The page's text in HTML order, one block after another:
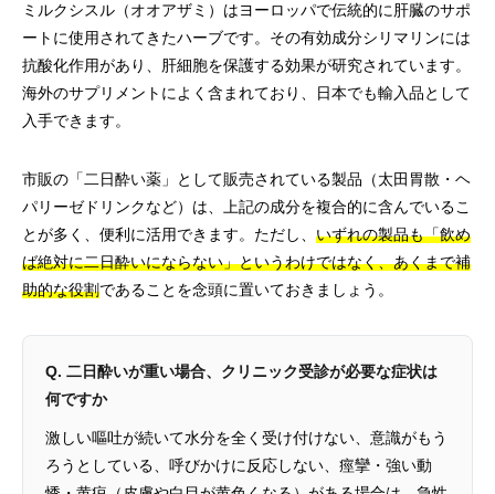
ミルクシスル（オオアザミ）はヨーロッパで伝統的に肝臓のサポ
ートに使用されてきたハーブです。その有効成分シリマリンには
抗酸化作用があり、肝細胞を保護する効果が研究されています。
海外のサプリメントによく含まれており、日本でも輸入品として
入手できます。
市販の「二日酔い薬」として販売されている製品（太田胃散・ヘ
パリーゼドリンクなど）は、上記の成分を複合的に含んでいるこ
とが多く、便利に活用できます。ただし、 いずれの製品も「飲め
ば絶対に二日酔いにならない」というわけではなく、あくまで補
助的な役割であることを念頭に置いておきましょう。
Q. 二日酔いが重い場合、クリニック受診が必要な症状は
何ですか
激しい嘔吐が続いて水分を全く受け付けない、意識がもう
ろうとしている、呼びかけに反応しない、痙攣・強い動